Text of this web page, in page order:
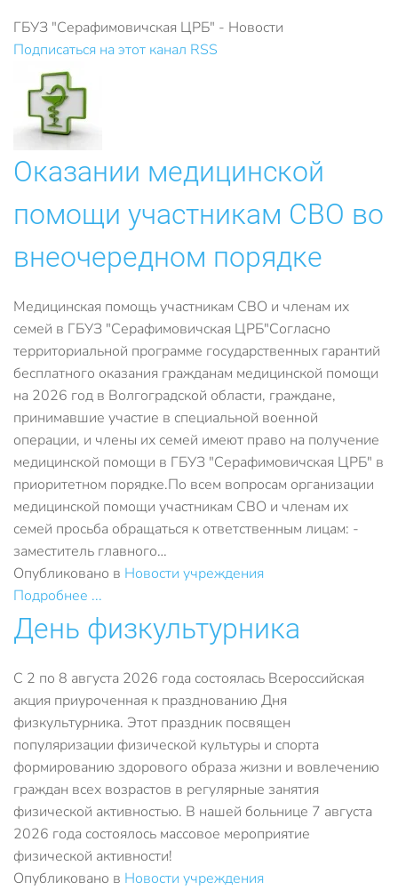
ГБУЗ "Серафимовичская ЦРБ" - Новости
Подписаться на этот канал RSS
Оказании медицинской
помощи участникам СВО во
внеочередном порядке
Медицинская помощь участникам СВО и членам их
семей в ГБУЗ "Серафимовичская ЦРБ"Согласно
территориальной программе государственных гарантий
бесплатного оказания гражданам медицинской помощи
на 2026 год в Волгоградской области, граждане,
принимавшие участие в специальной военной
операции, и члены их семей имеют право на получение
медицинской помощи в ГБУЗ "Серафимовичская ЦРБ" в
приоритетном порядке.По всем вопросам организации
медицинской помощи участникам СВО и членам их
семей просьба обращаться к ответственным лицам: -
заместитель главного…
Опубликовано в Новости учреждения
Подробнее ...
День физкультурника
С 2 по 8 августа 2026 года состоялась Всероссийская
акция приуроченная к празднованию Дня
физкультурника. Этот праздник посвящен
популяризации физической культуры и спорта
формированию здорового образа жизни и вовлечению
граждан всех возрастов в регулярные занятия
физической активностью. В нашей больнице 7 августа
2026 года состоялось массовое мероприятие
физической активности!
Опубликовано в Новости учреждения